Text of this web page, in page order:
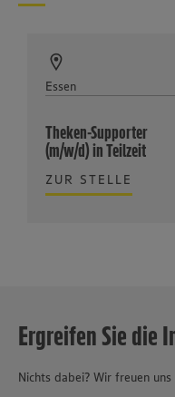
Essen
Theken-Supporter
(m/w/d) in Teilzeit
ZUR STELLE
Ergreifen Sie die
Nichts dabei? Wir freuen